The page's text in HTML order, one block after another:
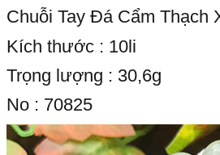
Chuỗi Tay Đá Cẩm Thạch
Kích thước : 10li
Trọng lượng : 30,6g
No : 70825